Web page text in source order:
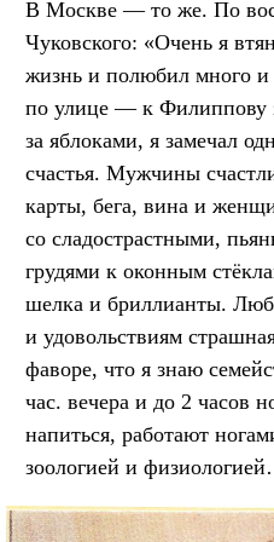
В Москве — то же. По
Чуковского: «Очень я
жизнь и полюбил много
по улице — к Филиппову
за яблоками, я замечал
счастья. Мужчины
карты, бега, вина и
со сладострастными,
грудями к оконным
шелка и бриллианты.
и удовольствиям
фаворе, что я знаю
час. вечера и до 2 часов
напиться, работают
зоологией и